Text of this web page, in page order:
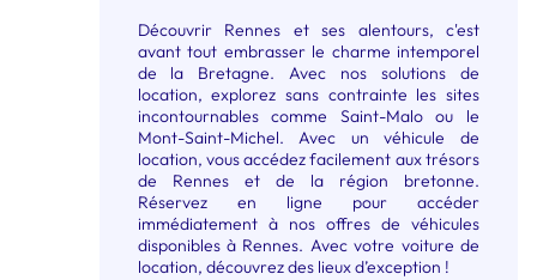
Découvrir Rennes et ses alentours, c'est
avant tout embrasser le charme intemporel
de la Bretagne. Avec nos solutions de
location, explorez sans contrainte les sites
incontournables comme Saint-Malo ou le
Mont-Saint-Michel. Avec un véhicule de
location, vous accédez facilement aux trésors
de Rennes et de la région bretonne.
Réservez en ligne pour accéder
immédiatement à nos offres de véhicules
disponibles à Rennes. Avec votre voiture de
location, découvrez des lieux d’exception !